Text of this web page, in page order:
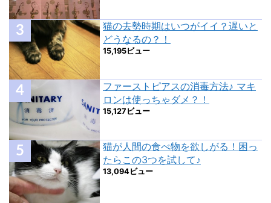
猫の去勢時期はいつがイイ？遅いと
どうなるの？！
15,195ビュー
ファーストピアスの消毒方法♪ マキ
ロンは使っちゃダメ？！
15,127ビュー
猫が人間の食べ物を欲しがる！困っ
たらこの3つを試して♪
13,094ビュー